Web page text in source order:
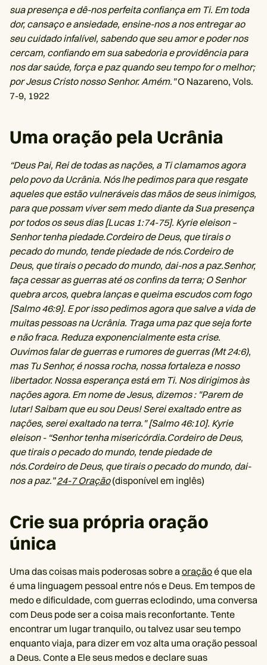
sua presença e dê-nos perfeita confiança em Ti. Em toda
dor, cansaço e ansiedade, ensine-nos a nos entregar ao
seu cuidado infalível, sabendo que seu amor e poder nos
cercam, confiando em sua sabedoria e providência para
nos dar saúde, força e paz quando seu tempo for o melhor;
por Jesus Cristo nosso Senhor. Amém."O Nazareno, Vols.
7-9, 1922
Uma oração pela Ucrânia
“Deus Pai, Rei de todas as nações, a Ti clamamos agora
pelo povo da Ucrânia. Nós lhe pedimos para que resgate
aqueles que estão vulneráveis ​​das mãos de seus inimigos,
para que possam viver sem medo diante da Sua presença
por todos os seus dias [Lucas 1:74-75]. Kyrie eleison –
Senhor tenha piedade.Cordeiro de Deus, que tirais o
pecado do mundo, tende piedade de nós.Cordeiro de
Deus, que tirais o pecado do mundo, dai-nos a paz.Senhor,
faça cessar as guerras até os confins da terra; O Senhor
quebra arcos, quebra lanças e queima escudos com fogo
[Salmo 46:9]. E por isso pedimos agora que salve a vida de
muitas pessoas na Ucrânia. Traga uma paz que seja forte
e não fraca. Reduza exponencialmente esta crise.
Ouvimos falar de guerras e rumores de guerras (Mt 24:6),
mas Tu Senhor, é nossa rocha, nossa fortaleza e nosso
libertador. Nossa esperança está em Ti. Nos dirigimos às
nações agora. Em nome de Jesus, dizemos : "Parem de
lutar! Saibam que eu sou Deus! Serei exaltado entre as
nações, serei exaltado na terra." [Salmo 46:10]. Kyrie
eleison - “Senhor tenha misericórdia.Cordeiro de Deus,
que tirais o pecado do mundo, tende piedade de
nós.Cordeiro de Deus, que tirais o pecado do mundo, dai-
nos a paz.”24-7 Oração(disponível em inglês)
Crie sua própria oração
única
Uma das coisas mais poderosas sobre aoraçãoé que ela
é uma linguagem pessoal entre nós e Deus. Em tempos de
medo e dificuldade, com guerras eclodindo, uma conversa
com Deus pode ser a coisa mais reconfortante. Tente
encontrar um lugar tranquilo, ou talvez usar seu tempo
enquanto viaja, para dizer em voz alta uma oração pessoal
a Deus. Conte a Ele seus medos e declare suas